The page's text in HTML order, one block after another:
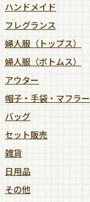
ハンドメイド
フレグランス
婦人服（トップス）
婦人服（ボトムス）
アウター
帽子・手袋・マフラー
バッグ
セット販売
雑貨
日用品
その他